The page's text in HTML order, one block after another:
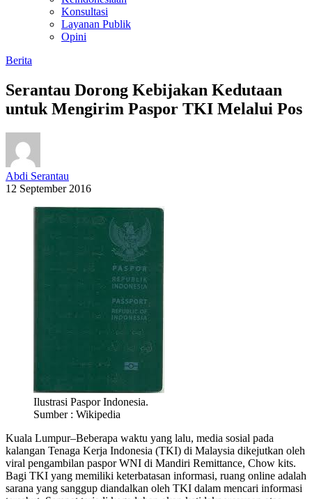
Konsultasi
Layanan Publik
Opini
Berita
Serantau Dorong Kebijakan Kedutaan
untuk Mengirim Paspor TKI Melalui Pos
Abdi Serantau
12 September 2016
Ilustrasi Paspor Indonesia.
Sumber : Wikipedia
Kuala Lumpur–Beberapa waktu yang lalu, media sosial pada
kalangan Tenaga Kerja Indonesia (TKI) di Malaysia dikejutkan oleh
viral pengambilan paspor WNI di Mandiri Remittance, Chow kits.
Bagi TKI yang memiliki keterbatasan informasi, ruang online adalah
sarana yang sanggup diandalkan oleh TKI dalam mencari informasi